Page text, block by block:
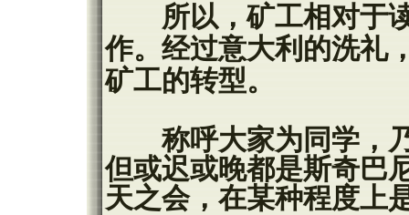
所以，矿工相对于读
作。经过意大利的洗礼
矿工的转型。
称呼大家为同学，乃
但或迟或晚都是斯奇巴
天之会，在某种程度上